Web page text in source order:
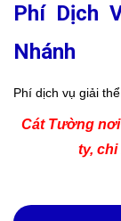
Phí Dịch
Nhánh
Phí dịch vụ giải
Cát Tường
ty,